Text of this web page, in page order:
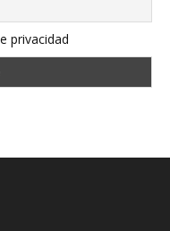
privacidad